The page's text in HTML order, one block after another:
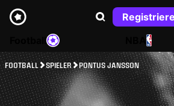
NBA
FOOTBALL SPIELER PONTUS JANSSON